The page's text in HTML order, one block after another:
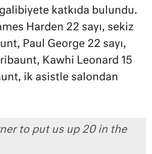
katkıda bulundu.
Harden 22 sayı, sekiz
Paul George 22 sayı,
Kawhi Leonard 15
ik asistle salondan
to put us up 20 in the